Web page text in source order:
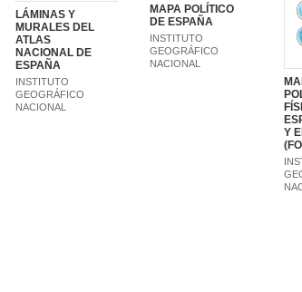
LÁMINAS Y
MURALES DEL
ATLAS
NACIONAL DE
ESPAÑA
INSTITUTO
GEOGRÁFICO
NACIONAL
MAPA POLÍTICO
DE ESPAÑA
INSTITUTO
GEOGRÁFICO
NACIONAL
Y